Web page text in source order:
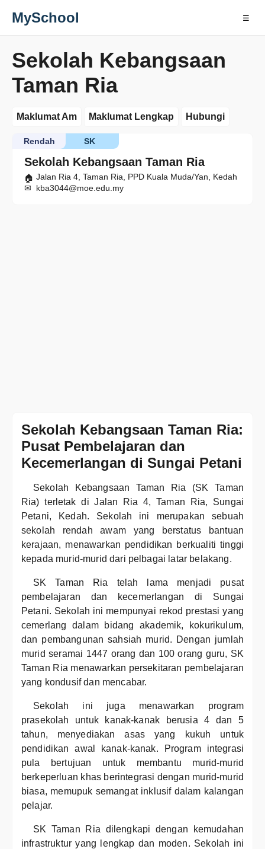
MySchool ☰
Sekolah Kebangsaan
Taman Ria
Maklumat Am Maklumat Lengkap Hubungi
Sekolah Kebangsaan Taman Ria
SK
Rendah
Jalan Ria 4, Taman Ria, PPD Kuala Muda/Yan, Kedah
kba3044@moe.edu.my
Sekolah Kebangsaan Taman Ria:
Pusat Pembelajaran dan
Kecemerlangan di Sungai Petani
Sekolah Kebangsaan Taman Ria (SK Taman
Ria) terletak di Jalan Ria 4, Taman Ria, Sungai
Petani, Kedah. Sekolah ini merupakan sebuah
sekolah rendah awam yang berstatus bantuan
kerajaan, menawarkan pendidikan berkualiti tinggi
kepada murid-murid dari pelbagai latar belakang.
SK Taman Ria telah lama menjadi pusat
pembelajaran dan kecemerlangan di Sungai
Petani. Sekolah ini mempunyai rekod prestasi yang
cemerlang dalam bidang akademik, kokurikulum,
dan pembangunan sahsiah murid. Dengan jumlah
murid seramai 1447 orang dan 100 orang guru, SK
Taman Ria menawarkan persekitaran pembelajaran
yang kondusif dan mencabar.
Sekolah ini juga menawarkan program
prasekolah untuk kanak-kanak berusia 4 dan 5
tahun, menyediakan asas yang kukuh untuk
pendidikan awal kanak-kanak. Program integrasi
pula bertujuan untuk membantu murid-murid
berkeperluan khas berintegrasi dengan murid-murid
biasa, memupuk semangat inklusif dalam kalangan
pelajar.
SK Taman Ria dilengkapi dengan kemudahan
infrastruktur yang lengkap dan moden. Sekolah ini